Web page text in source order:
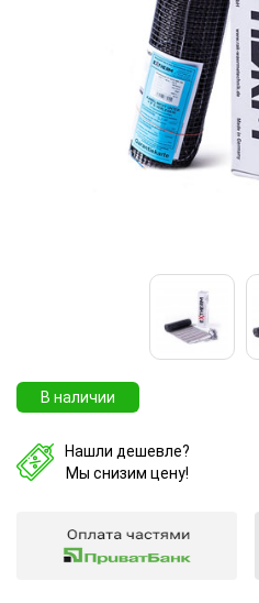
В наличии
Нашли дешевле?
Мы снизим цену!